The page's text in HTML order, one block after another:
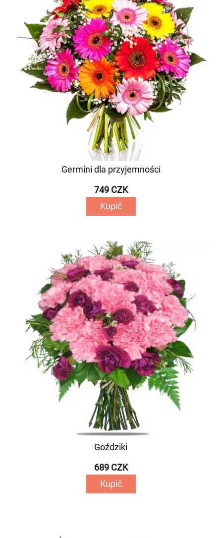
Germini dla przyjemności
749 CZK
Kupić
Goździki
689 CZK
Kupić